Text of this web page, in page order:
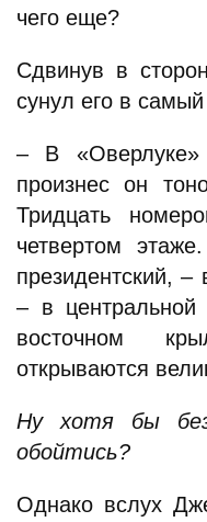
чего еще?
Сдвинув в
сунул его в самый
– В
произнес он
Тридцать
четвертом
президентский,
– в
восточном
открываются
Ну хотя бы
обойтись?
Однако вслух